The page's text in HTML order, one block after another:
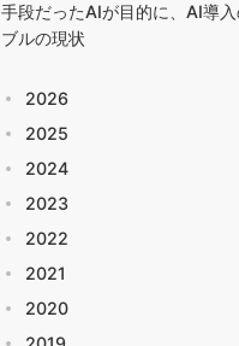
手段だったAIが目的に、AI導
ブルの現状
2026
2025
2024
2023
2022
2021
2020